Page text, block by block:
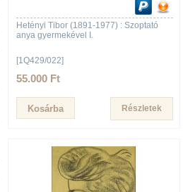
Hetényi Tibor (1891-1977) : Szoptató
anya gyermekével I.
[1Q429/022]
55.000 Ft
Részletek